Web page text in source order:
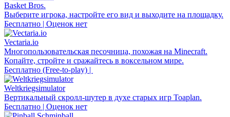
Basket Bros.
Выберите игрока, настройте его вид и выходите на площадку.
Бесплатно | Оценок нет
Vectaria.io
Многопользовательская песочница, похожая на Minecraft.
Копайте, стройте и сражайтесь в воксельном мире.
Бесплатно (Free-to-play) |
Weltkriegsimulator
Вертикальный скролл-шутер в духе старых игр Toaplan.
Бесплатно | Оценок нет